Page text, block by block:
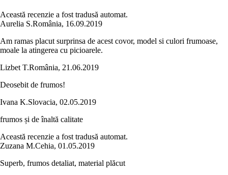
Această recenzie a fost tradusă automat.
Aurelia S.România, 16.09.2019
Am ramas placut surprinsa de acest covor, model si culori frumoase,
moale la atingerea cu picioarele.
Lizbet T.România, 21.06.2019
Deosebit de frumos!
Ivana K.Slovacia, 02.05.2019
frumos și de înaltă calitate
Această recenzie a fost tradusă automat.
Zuzana M.Cehia, 01.05.2019
Superb, frumos detaliat, material plăcut